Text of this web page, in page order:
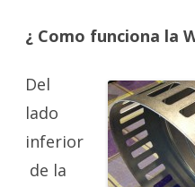
¿ Como funciona la
Del
lado
inferior
de la